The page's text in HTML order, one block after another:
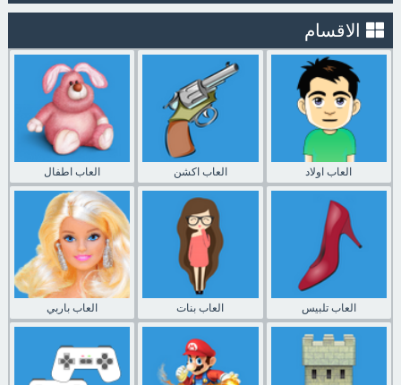
الاقسام
العاب اطفال العاب اكشن العاب اولاد
العاب باربي العاب بنات العاب تلبيس